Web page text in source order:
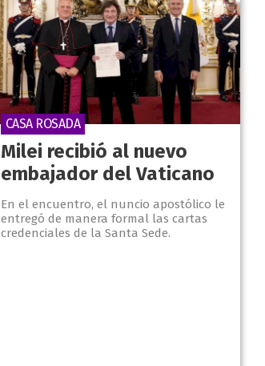
Milei recibió al nuevo
embajador del Vaticano
En el encuentro, el nuncio apostólico le
entregó de manera formal las cartas
credenciales de la Santa Sede.
CASA ROSADA